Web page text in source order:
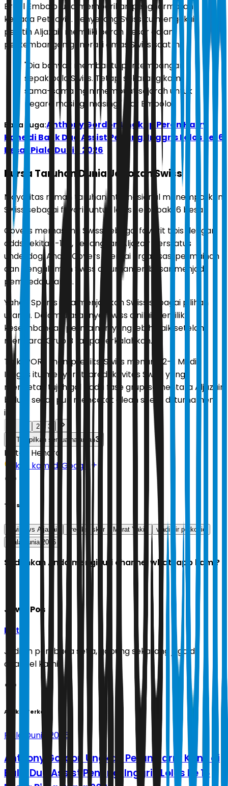
Breel Embolo juga memberikan penghormatan
kepada Petkovic. Penyerang Swiss itu mengakui
pelatih Aljazair memiliki peran besar dalam
perkembangan generasi emas Swiss saat ini.
"Dia banyak membantu perkembangan
sepak bola Swiss. Tetapi sekarang kami
sama-sama ingin membuat sejarah untuk
negara masing-masing," ujar Embolo.
Baca Juga:Anthony Gordon Ungkap Peran Harry
Kane di Balik Dua Assist Penting, Inggris Lolos ke 16
Besar Piala Dunia 2026
Bursa Taruhan Dunia Jagokan Swiss
Mayoritas rumah taruhan internasional menempatkan
Swiss sebagai favorit untuk lolos ke babak 16 besar.
Covers memasang Swiss sebagai favorit tipis dengan
odds sekitar -103, sedangkan Aljazair berstatus
underdog. Analis Covers menilai organisasi permainan
dan pengalaman Swiss di turnamen besar menjadi
pembeda utama.
Yahoo Sports juga menjadikan Swiss sebagai pilihan
utama. Dalam ulasannya, Swiss dinilai memiliki
keseimbangan permainan yang lebih baik setelah
menjuarai Grup B tanpa terkalahkan.
TalkSPORT memprediksi Swiss menang 2-1. Media
Inggris itu menyoroti produktivitas Swiss yang
mencetak tujuh gol pada fase grup, sementara Aljazair
belum sekali pun mencatat clean sheet di turnamen
ini.
2
3
Tampilkan semua halaman3
Editor: Hendra
Ikuti kami di Google
Tags
Swiss vs Aljazair prediksi skor Murat Yakin
vladimir petkovic
piala dunia 2026
Sudahkah Anda mengikuti channel whatsapp kami?
Jawa Pos
Ikuti
Jadilah pembaca setia, gabung sekarang juga di
channel kami!
Artikel Terkait
Piala Dunia 2026
Anthony Gordon Ungkap Peran Harry Kane di
Balik Dua Assist Penting, Inggris Lolos ke 16